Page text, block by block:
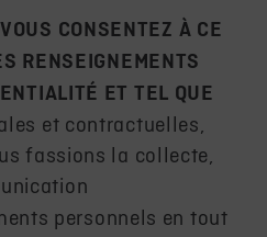
CONSENTEZ À CE
RENSEIGNEMENTS
ET TEL QUE
et contractuelles,
fassions la collecte,
personnels en tout